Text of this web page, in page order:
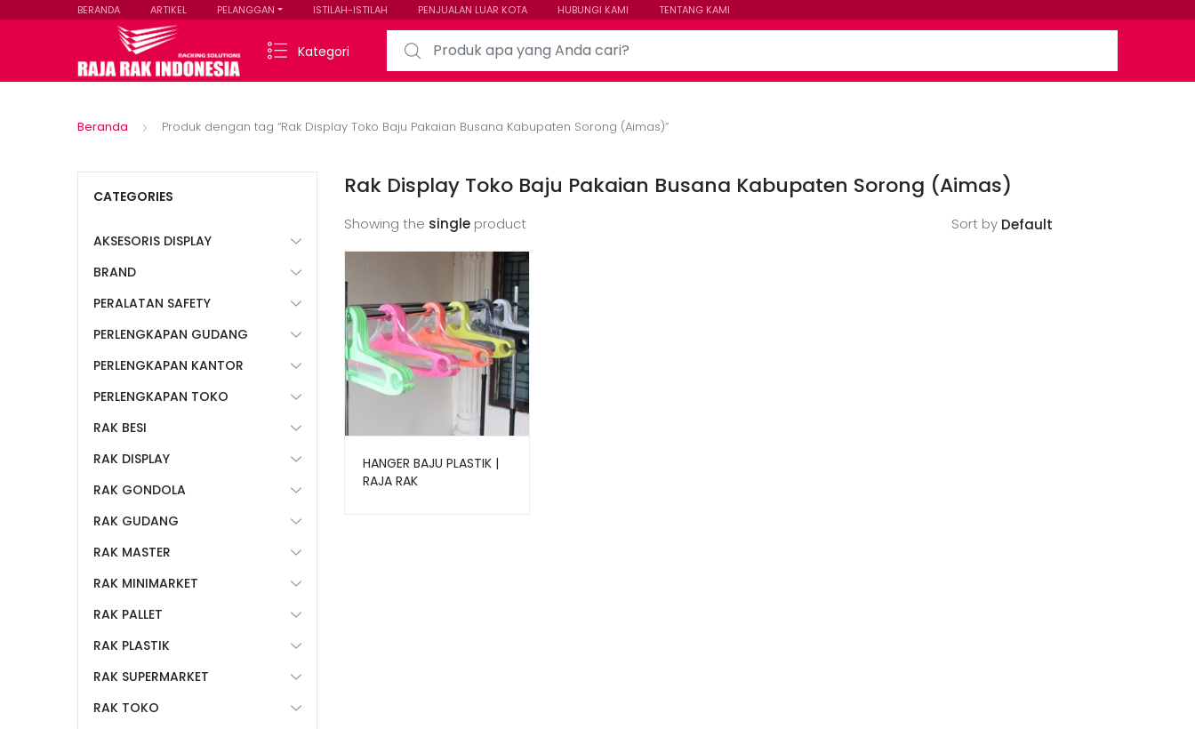
BERANDA ARTIKEL PELANGGAN ISTILAH-ISTILAH PENJUALAN LUAR KOTA HUBUNGI KAMI TENTANG KAMI
Kategori
Search for:
Beranda Produk dengan tag “Rak Display Toko Baju Pakaian Busana Kabupaten Sorong (Aimas)”
Rak Display Toko Baju Pakaian Busana Kabupaten Sorong (Aimas)
Showing the single product Sort by
HANGER BAJU PLASTIK |
RAJA RAK
CATEGORIES
AKSESORIS DISPLAY
BRAND
PERALATAN SAFETY
PERLENGKAPAN GUDANG
PERLENGKAPAN KANTOR
PERLENGKAPAN TOKO
RAK BESI
RAK DISPLAY
RAK GONDOLA
RAK GUDANG
RAK MASTER
RAK MINIMARKET
RAK PALLET
RAK PLASTIK
RAK SUPERMARKET
RAK TOKO